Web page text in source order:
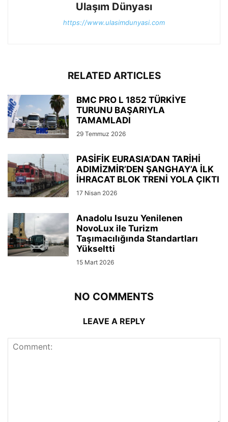
Ulaşım Dünyası
https://www.ulasimdunyasi.com
RELATED ARTICLES
BMC PRO L 1852 TÜRKİYE
TURUNU BAŞARIYLA
TAMAMLADI
29 Temmuz 2026
PASİFİK EURASIA’DAN TARİHİ
ADIMİZMİR’DEN ŞANGHAY’A İLK
İHRACAT BLOK TRENİ YOLA ÇIKTI
17 Nisan 2026
Anadolu Isuzu Yenilenen
NovoLux ile Turizm
Taşımacılığında Standartları
Yükseltti
15 Mart 2026
NO COMMENTS
LEAVE A REPLY